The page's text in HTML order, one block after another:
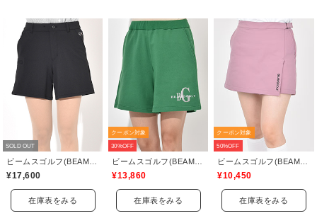
SOLD OUT
ビームスゴルフ(BEAMS GOLF)
¥17,600
在庫表をみる
クーポン対象
30%OFF
ビームスゴルフ(BEAMS GOLF)
¥13,860
在庫表をみる
クーポン対象
50%OFF
ビームスゴルフ(BEAMS GOLF)
¥10,450
在庫表をみる